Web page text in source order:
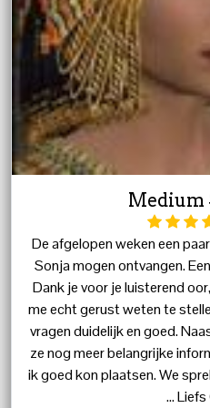
Medium
De afgelopen weken een
Sonja mogen ontvangen.
Dank je voor je luisterend
me echt gerust weten te
vragen duidelijk en goed.
ze nog meer belangrijke
ik goed kon plaatsen. We
... Liefs